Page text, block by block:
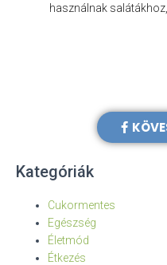
használnak
Kategóriák
Cukormentes
Egészség
Életmód
Étkezés